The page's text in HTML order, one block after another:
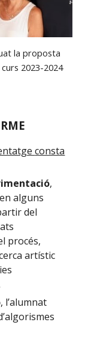
la proposta
2023-2024
consta
,
alguns
del
procés,
artístic
, l’alumnat